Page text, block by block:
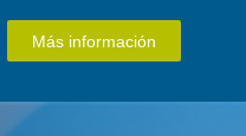
Más información